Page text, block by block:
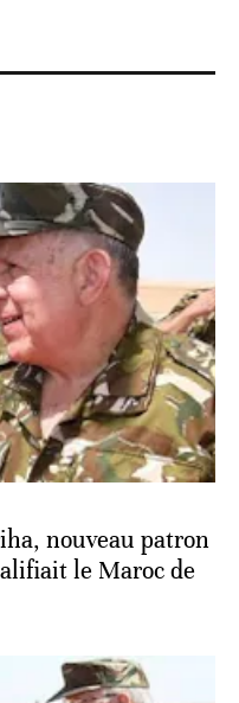
nouveau patron
le Maroc de